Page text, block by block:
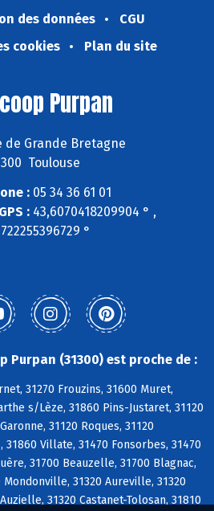
des données
CGU
cookies
Plan du site
Purpan
de Grande Bretagne
Toulouse
:05 34 36 61 01
: 43,6070418209904 ° ,
°
Purpan (31300) est proche de :
31270 Frouzins, 31600 Muret,
s/Lèze, 31860 Pins-Justaret, 31120
31120 Roques, 31120
31860 Villate, 31470 Fonsorbes, 31470
31700 Beauzelle, 31700 Blagnac,
31320 Aureville, 31320
31320 Castanet-Tolosan, 31810